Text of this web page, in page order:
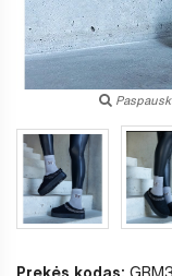
Prekės kodas: